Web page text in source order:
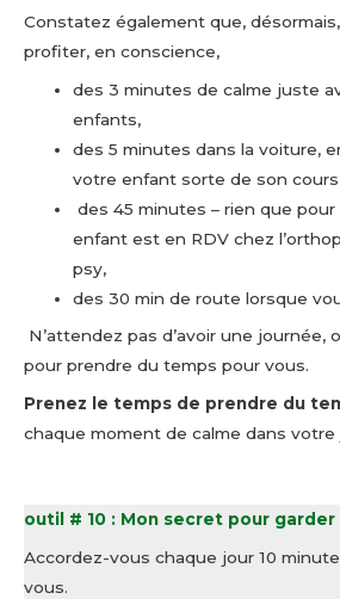
Constatez également que,
profiter, en conscience,
des 3 minutes de calme juste
enfants,
des 5 minutes dans la voiture,
votre enfant sorte de son
des 45 minutes – rien que
enfant est en RDV chez
psy,
des 30 min de route lorsque
N’attendez pas d’avoir une journée,
pour prendre du temps pour vous.
Prenez le temps de prendre du
chaque moment de calme dans votre
outil # 10 : Mon secret pour garder
Accordez-vous chaque jour 10
vous.